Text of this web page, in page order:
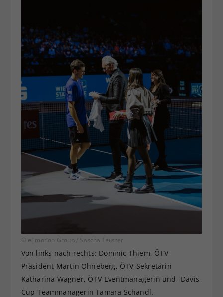
© e|motion Group / Sascha Feuster
Von links nach rechts: Dominic Thiem, ÖTV-
Präsident Martin Ohneberg, ÖTV-Sekretärin
Katharina Wagner, ÖTV-Eventmanagerin und -Davis-
Cup-Teammanagerin Tamara Schandl.